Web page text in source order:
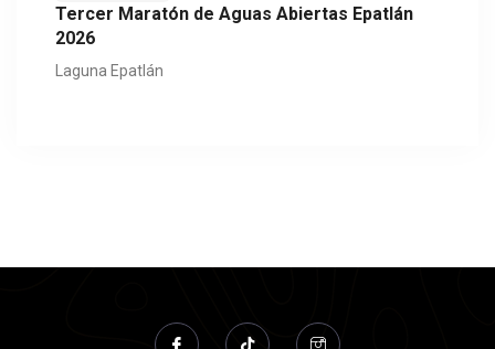
Tercer Maratón de Aguas Abiertas Epatlán
2026
Laguna Epatlán